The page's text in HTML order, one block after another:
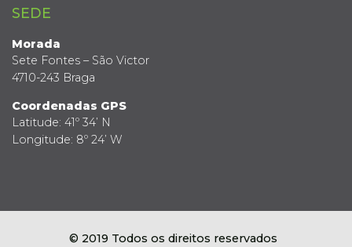
SEDE
Morada
Sete Fontes – São Victor
4710-243 Braga
Coordenadas GPS
Latitude: 41º 34’ N
Longitude: 8º 24’ W
© 2019 Todos os direitos reservados